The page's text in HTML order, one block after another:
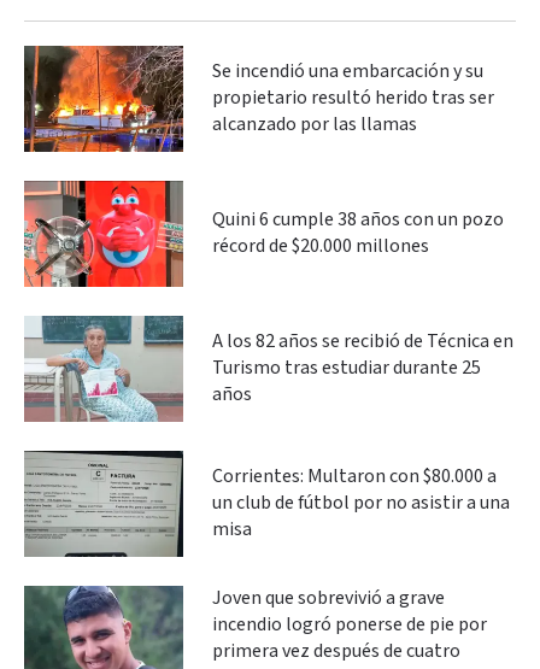
Se incendió una embarcación y su
propietario resultó herido tras ser
alcanzado por las llamas
Quini 6 cumple 38 años con un pozo
récord de $20.000 millones
A los 82 años se recibió de Técnica en
Turismo tras estudiar durante 25
años
Corrientes: Multaron con $80.000 a
un club de fútbol por no asistir a una
misa
Joven que sobrevivió a grave
incendio logró ponerse de pie por
primera vez después de cuatro